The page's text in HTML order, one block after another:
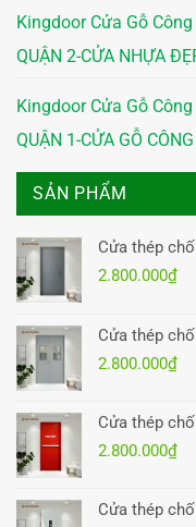
Kingdoor Cửa Gỗ
QUẬN 2-CỬA NHỰA
Kingdoor Cửa Gỗ
QUẬN 1-CỬA GỖ
SẢN PHẨM
Cửa thép
2.800.000₫
Cửa thép
2.800.000₫
Cửa thép
2.800.000₫
Cửa thép